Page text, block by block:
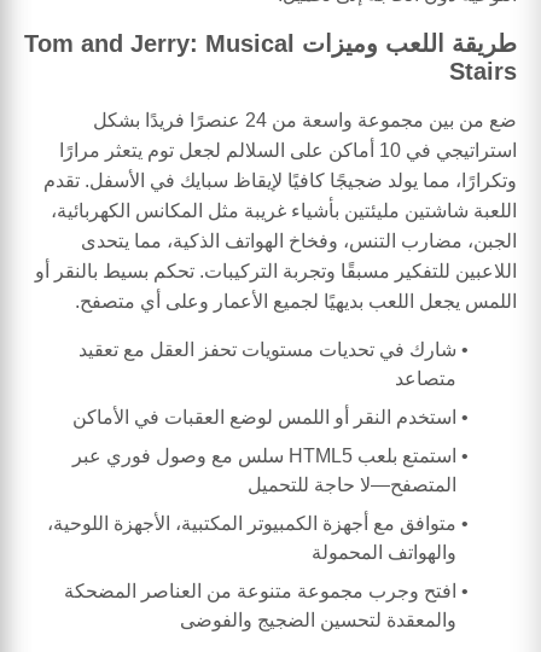
طريقة اللعب وميزات Tom and Jerry: Musical
Stairs
ضع من بين مجموعة واسعة من 24 عنصرًا فريدًا بشكل
استراتيجي في 10 أماكن على السلالم لجعل توم يتعثر مرارًا
وتكرارًا، مما يولد ضجيجًا كافيًا لإيقاظ سبايك في الأسفل. تقدم
اللعبة شاشتين مليئتين بأشياء غريبة مثل المكانس الكهربائية،
الجبن، مضارب التنس، وفخاخ الهواتف الذكية، مما يتحدى
اللاعبين للتفكير مسبقًا وتجربة التركيبات. تحكم بسيط بالنقر أو
اللمس يجعل اللعب بديهيًا لجميع الأعمار وعلى أي متصفح.
شارك في تحديات مستويات تحفز العقل مع تعقيد
متصاعد
استخدم النقر أو اللمس لوضع العقبات في الأماكن
استمتع بلعب HTML5 سلس مع وصول فوري عبر
المتصفح—لا حاجة للتحميل
متوافق مع أجهزة الكمبيوتر المكتبية، الأجهزة اللوحية،
والهواتف المحمولة
افتح وجرب مجموعة متنوعة من العناصر المضحكة
والمعقدة لتحسين الضجيج والفوضى